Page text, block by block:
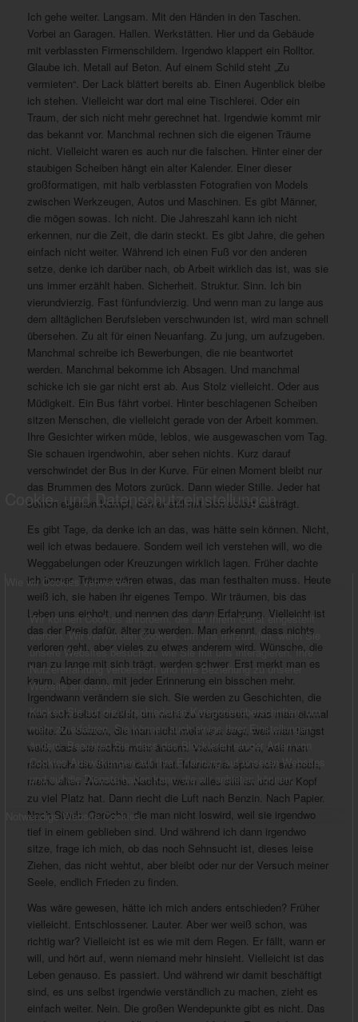
Cookie- und Datenschutzeinstellungen
Wie wir Cookies verwenden
Wir können Cookies anfordern, die auf Ihrem Gerät eingestellt
werden. Wir verwenden Cookies, um uns mitzuteilen, wenn Sie
unsere Websites besuchen, wie Sie mit uns interagieren, Ihre
Nutzererfahrung verbessern und Ihre Beziehung zu unserer
Website anpassen.
Klicken Sie auf die verschiedenen Kategorienüberschriften, um
mehr zu erfahren. Sie können auch einige Ihrer Einstellungen
ändern. Beachten Sie, dass das Blockieren einiger Arten von
Cookies Auswirkungen auf Ihre Erfahrung auf unseren Websites
und auf die Dienste haben kann, die wir anbieten können.
Notwendige Website Cookies
Ich gehe weiter. Langsam. Mit den Händen in den Taschen.
Vorbei an Garagen. Hallen. Werkstätten. Hier und da Gebäude
mit verblassten Firmenschildern. Irgendwo klappert ein Rolltor.
Glaube ich. Metall auf Beton. Auf einem Schild steht „Zu
vermieten“. Der Lack blättert bereits ab. Einen Augenblick bleibe
ich stehen. Vielleicht war dort mal eine Tischlerei. Oder ein
Traum, der sich nicht mehr gerechnet hat. Irgendwie kommt mir
das bekannt vor. Manchmal rechnen sich die eigenen Träume
nicht. Vielleicht waren es auch nur die falschen. Hinter einer der
staubigen Scheiben hängt ein alter Kalender. Einer dieser
großformatigen, mit halb verblassten Fotografien von Models
zwischen Werkzeugen, Autos und Maschinen. Es gibt Männer,
die mögen sowas. Ich nicht. Die Jahreszahl kann ich nicht
erkennen, nur die Zeit, die darin steckt. Es gibt Jahre, die gehen
einfach nicht weiter. Während ich einen Fuß vor den anderen
setze, denke ich darüber nach, ob Arbeit wirklich das ist, was sie
uns immer erzählt haben. Sicherheit. Struktur. Sinn. Ich bin
vierundvierzig. Fast fünfundvierzig. Und wenn man zu lange aus
dem alltäglichen Berufsleben verschwunden ist, wird man schnell
übersehen. Zu alt für einen Neuanfang. Zu jung, um aufzugeben.
Manchmal schreibe ich Bewerbungen, die nie beantwortet
werden. Manchmal bekomme ich Absagen. Und manchmal
schicke ich sie gar nicht erst ab. Aus Stolz vielleicht. Oder aus
Müdigkeit. Ein Bus fährt vorbei. Hinter beschlagenen Scheiben
sitzen Menschen, die vielleicht gerade von der Arbeit kommen.
Ihre Gesichter wirken müde, leblos, wie ausgewaschen vom Tag.
Sie schauen irgendwohin, aber sehen nichts. Kurz darauf
verschwindet der Bus in der Kurve. Für einen Moment bleibt nur
das Brummen des Motors zurück. Dann wieder Stille. Jeder hat
seinen eigenen Kampf, den er still mit sich selbst austrägt.
Es gibt Tage, da denke ich an das, was hätte sein können. Nicht,
weil ich etwas bedauere. Sondern weil ich verstehen will, wo die
Weggabelungen oder Kreuzungen wirklich lagen. Früher dachte
ich immer, Träume wären etwas, das man festhalten muss. Heute
weiß ich, sie haben ihr eigenes Tempo. Wir träumen, bis das
Leben uns einholt, und nennen das dann Erfahrung. Vielleicht ist
das der Preis dafür, älter zu werden. Man erkennt, dass nichts
verloren geht, aber vieles zu etwas anderem wird. Wünsche, die
man zu lange mit sich trägt, werden schwer. Erst merkt man es
kaum. Aber dann, mit jeder Erinnerung ein bisschen mehr.
Irgendwann verändern sie sich. Sie werden zu Geschichten, die
man sich selbst erzählt, um nicht zu vergessen, was man einmal
wollte. Zu Sätzen, die man nicht mehr laut sagt, weil man längst
weiß, dass sie nichts mehr ändern. Vielleicht auch, weil man
nicht mehr die Stimme dafür hat. Manchmal spüre ich sie noch,
meine alten Wünsche. Nachts, wenn alles still ist und der Kopf
zu viel Platz hat. Dann riecht die Luft nach Benzin. Nach Papier.
Nach Staub. Gerüche, die man nicht loswird, weil sie irgendwo
tief in einem geblieben sind. Und während ich dann irgendwo
sitze, frage ich mich, ob das noch Sehnsucht ist, dieses leise
Ziehen, das nicht wehtut, aber bleibt oder nur der Versuch meiner
Seele, endlich Frieden zu finden.
Was wäre gewesen, hätte ich mich anders entschieden? Früher
vielleicht. Entschlossener. Lauter. Aber wer weiß schon, was
richtig war? Vielleicht ist es wie mit dem Regen. Er fällt, wann er
will, und hört auf, wenn niemand mehr hinsieht. Vielleicht ist das
Leben genauso. Es passiert. Und während wir damit beschäftigt
sind, es uns selbst irgendwie verständlich zu machen, zieht es
einfach weiter. Nein. Die großen Wendepunkte gibt es nicht. Das